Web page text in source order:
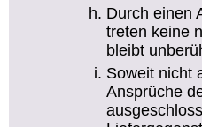
Durch einen
treten keine
bleibt
Soweit nicht
Ansprüche